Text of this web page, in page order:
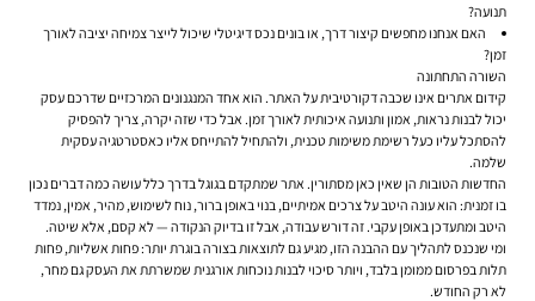
תנועה?
האם אנחנו מחפשים קיצור דרך, או בונים נכס דיגיטלי שיכול לייצר צמיחה יציבה לאורך
זמן?
השורה התחתונה
קידום אתרים אינו שכבה דקורטיבית על האתר. הוא אחד המנגנונים המרכזיים שדרכם עסק
יכול לבנות נראות, אמון ותנועה איכותית לאורך זמן. אבל כדי שזה יקרה, צריך להפסיק
להסתכל עליו כעל רשימת משימות טכנית, ולהתחיל להתייחס אליו כאסטרטגיה עסקית
שלמה.
החדשות הטובות הן שאין כאן מסתורין. אתר שמתקדם בגוגל בדרך כלל עושה כמה דברים נכון
בו זמנית: הוא עונה היטב על צרכים אמיתיים, בנוי באופן ברור, נוח לשימוש, מהיר, אמין, נמדד
היטב ומתעדכן באופן עקבי. זה דורש עבודה, אבל זו בדיוק הנקודה — לא קסם, אלא שיטה.
ומי שנכנס לתהליך עם ההבנה הזו, מגיע גם לתוצאות בצורה בוגרת יותר: פחות אשליות, פחות
תלות בפרסום ממומן בלבד, ויותר סיכוי לבנות נוכחות אורגנית שמשרתת את העסק גם מחר,
לא רק החודש.